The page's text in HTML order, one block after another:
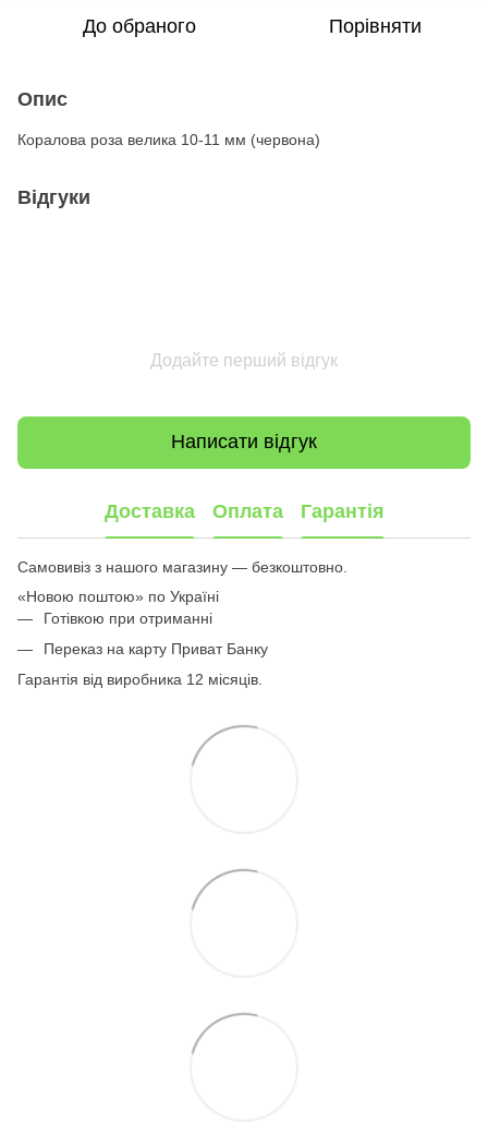
До обраного Порівняти
Опис
Коралова роза велика 10-11 мм (червона)
Відгуки
Додайте перший відгук
Написати відгук
Доставка Оплата Гарантія
Самовивіз з нашого магазину — безкоштовно.
«Новою поштою» по Україні
Готівкою при отриманні
Переказ на карту Приват Банку
Гарантія від виробника 12 місяців.